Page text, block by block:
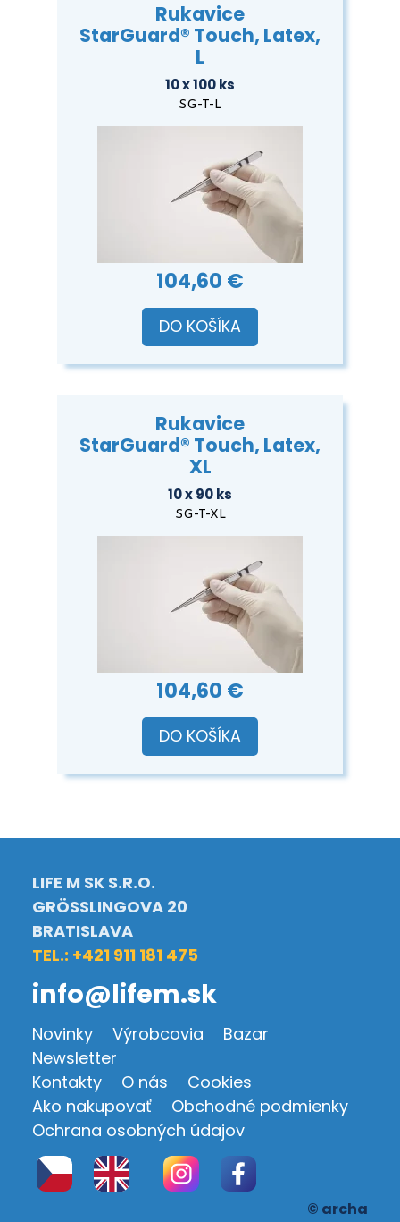
Rukavice
StarGuard® Touch, Latex,
L
10 x 100 ks
SG-T-L
104,60 €
DO KOŠÍKA
Rukavice
StarGuard® Touch, Latex,
XL
10 x 90 ks
SG-T-XL
104,60 €
DO KOŠÍKA
LIFE M SK S.R.O.
GRÖSSLINGOVA 20
BRATISLAVA
TEL.: +421 911 181 475
info@lifem.sk
Novinky Výrobcovia
Bazar
Newsletter
Kontakty
O nás
Cookies
Ako nakupovať
Obchodné podmienky
Ochrana osobných údajov
© archa